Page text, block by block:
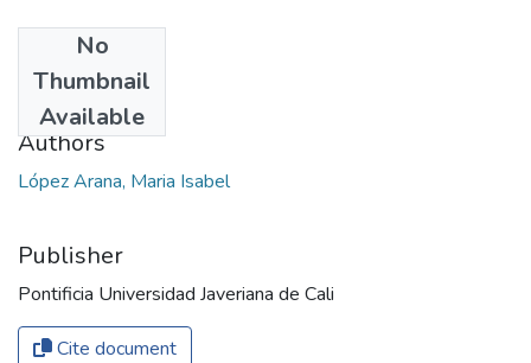
No
Thumbnail
Available
2016
Authors
López Arana, Maria Isabel
Publisher
Pontificia Universidad Javeriana de Cali
Cite document